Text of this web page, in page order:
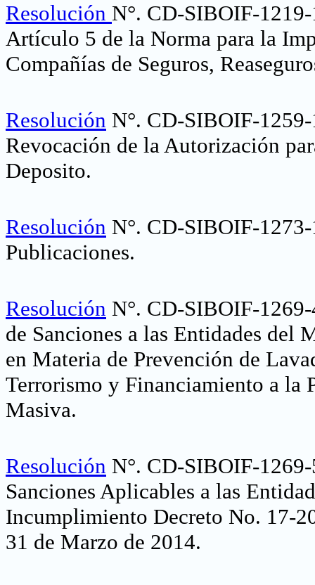
Resolución N°. CD-SIBOIF-
Artículo 5 de la Norma para la
Compañías de Seguros,
Resolución N°. CD-SIBOIF-
Revocación de la Autorización
Deposito.
Resolución N°. CD-SIBOIF-
Publicaciones.
Resolución N°. CD-SIBOIF-
de Sanciones a las Entidades del
en Materia de Prevención de
Terrorismo y Financiamiento a la
Masiva.
Resolución N°. CD-SIBOIF-
Sanciones Aplicables a las
Incumplimiento Decreto No. 17-
31 de Marzo de 2014.